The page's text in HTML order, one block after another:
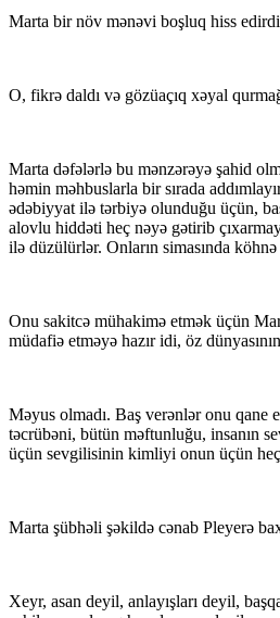
Marta bir növ mənəvi boşluq hiss
O, fikrə daldı və gözüaçıq xəyal
Marta dəfələrlə bu mənzərəyə şahid
həmin məhbuslarla bir sırada
ədəbiyyat ilə tərbiyə olunduğu üçün,
alovlu hiddəti heç nəyə gətirib
ilə düzülürlər. Onların simasında
Onu sakitcə mühakimə etmək üçün
müdafiə etməyə hazır idi, öz
Məyus olmadı. Baş verənlər onu qane
təcrübəni, bütün məftunluğu, insanın
üçün sevgilisinin kimliyi onun üçün
Marta şübhəli şəkildə cənab Pleyerə
Xeyr, asan deyil, anlayışları deyil,